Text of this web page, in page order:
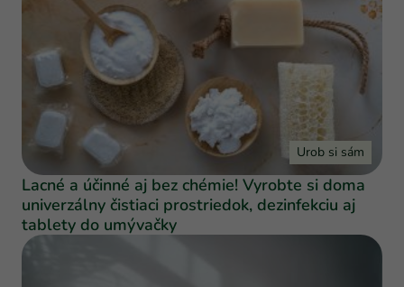
Urob si sám
Lacné a účinné aj bez chémie! Vyrobte si doma
univerzálny čistiaci prostriedok, dezinfekciu aj
tablety do umývačky